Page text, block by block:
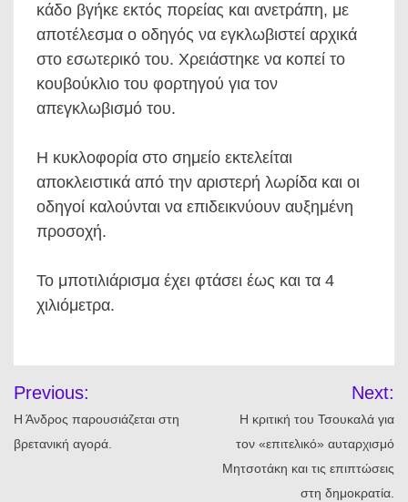
κάδο βγήκε εκτός πορείας και ανετράπη, με
αποτέλεσμα ο οδηγός να εγκλωβιστεί αρχικά
στο εσωτερικό του. Χρειάστηκε να κοπεί το
κουβούκλιο του φορτηγού για τον
απεγκλωβισμό του.
Η κυκλοφορία στο σημείο εκτελείται
αποκλειστικά από την αριστερή λωρίδα και οι
οδηγοί καλούνται να επιδεικνύουν αυξημένη
προσοχή.
Το μποτιλιάρισμα έχει φτάσει έως και τα 4
χιλιόμετρα.
άρθρων
Previous:
Η Άνδρος παρουσιάζεται στη
βρετανική αγορά.
Next:
Η κριτική του Τσουκαλά για
τον «επιτελικό» αυταρχισμό
Μητσοτάκη και τις επιπτώσεις
στη δημοκρατία.